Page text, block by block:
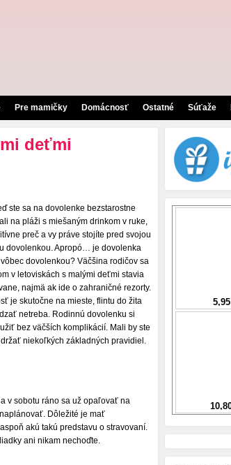
Pre mamičky Domácnosť Ostatné Súťaže
deťmi
ste sa na dovolenke bezstarostne
na pláži s miešaným drinkom v ruke,
preč a vy práve stojíte pred svojou
dovolenkou. Apropó… je dovolenka
dovolenkou? Väčšina rodičov sa
v letoviskách s malými deťmi stavia
najmä ak ide o zahraničné rezorty.
je skutočne na mieste, flintu do žita
netreba. Rodinnú dovolenku si
bez väčších komplikácií. Mali by ste
niekoľkých základných pravidiel.
v sobotu ráno sa už opaľovať na
Dôležité je mať
akú takú predstavu o stravovaní.
ani nikam nechoďte.